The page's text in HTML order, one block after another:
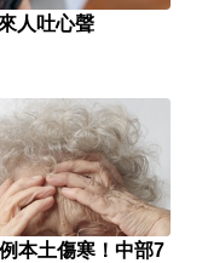
人吐心聲
本土傷寒！中部7